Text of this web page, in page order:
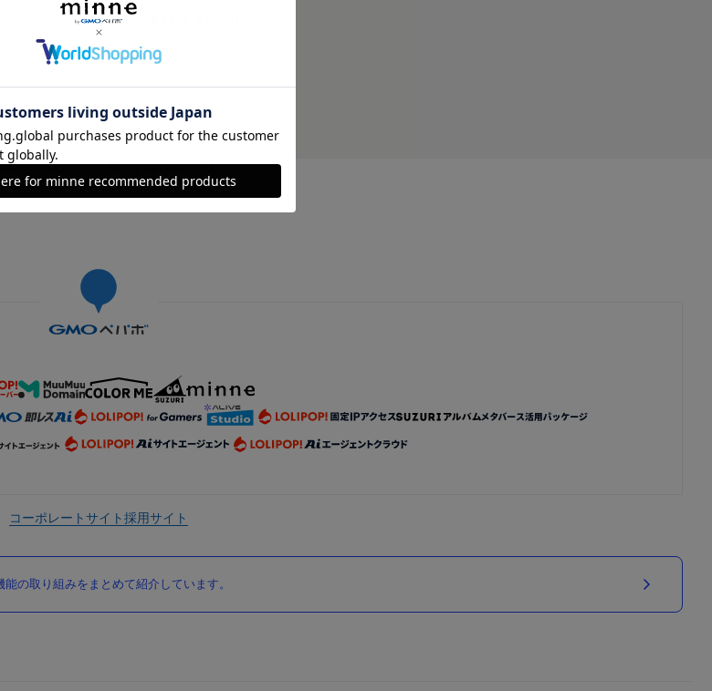
ー 会社概要 採用情報 メディアキット
Pepabo, Inc. All rights reserved.
コーポレートサイト採用サイト
の取り組みをまとめて紹介しています。